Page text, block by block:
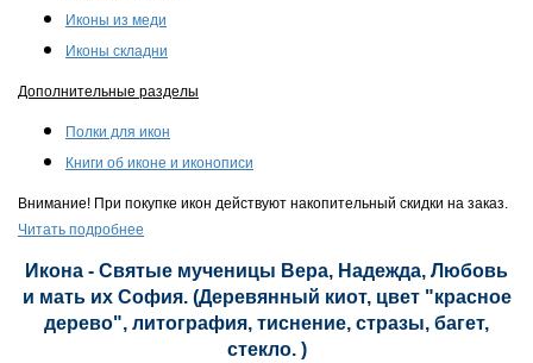
Иконы из меди
Иконы складни
Дополнительные разделы
Полки для икон
Книги об иконе и иконописи
Внимание! При покупке икон действуют накопительный скидки на заказ.
Читать подробнее
Икона - Святые мученицы Вера, Надежда, Любовь
и мать их София. (Деревянный киот, цвет "красное
дерево", литография, тиснение, стразы, багет,
стекло. )